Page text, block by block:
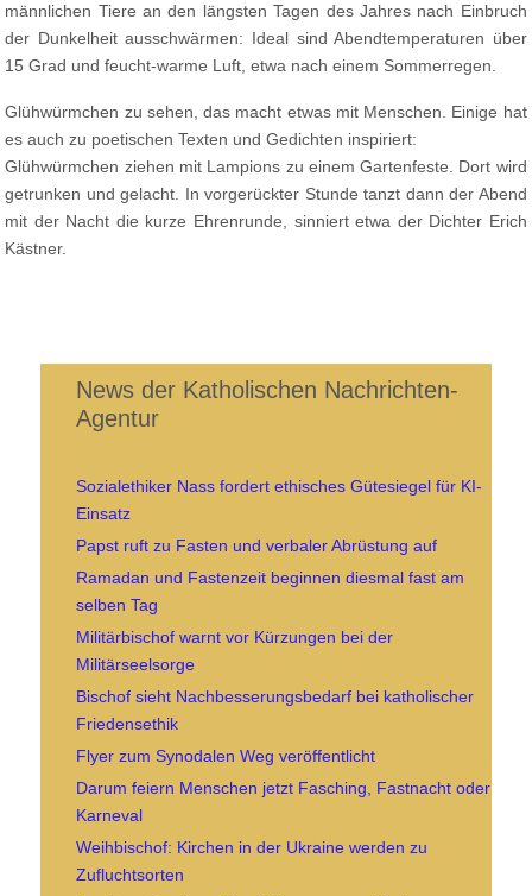
männlichen Tiere an den längsten Tagen des Jahres nach Einbruch
der Dunkelheit ausschwärmen: Ideal sind Abendtemperaturen über
15 Grad und feucht-warme Luft, etwa nach einem Sommerregen.
Glühwürmchen zu sehen, das macht etwas mit Menschen. Einige hat
es auch zu poetischen Texten und Gedichten inspiriert:
Glühwürmchen ziehen mit Lampions zu einem Gartenfeste. Dort wird
getrunken und gelacht. In vorgerückter Stunde tanzt dann der Abend
mit der Nacht die kurze Ehrenrunde, sinniert etwa der Dichter Erich
Kästner.
News der Katholischen Nachrichten-
Agentur
Sozialethiker Nass fordert ethisches Gütesiegel für KI-
Einsatz
Papst ruft zu Fasten und verbaler Abrüstung auf
Ramadan und Fastenzeit beginnen diesmal fast am
selben Tag
Militärbischof warnt vor Kürzungen bei der
Militärseelsorge
Bischof sieht Nachbesserungsbedarf bei katholischer
Friedensethik
Flyer zum Synodalen Weg veröffentlicht
Darum feiern Menschen jetzt Fasching, Fastnacht oder
Karneval
Weihbischof: Kirchen in der Ukraine werden zu
Zufluchtsorten